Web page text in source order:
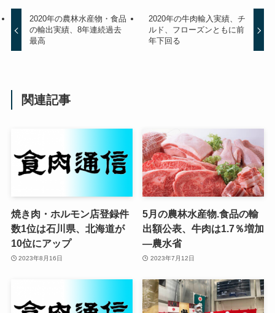
2020年の農林水産物・食品
の輸出実績、8年連続過去
最高
2020年の牛肉輸入実績、チ
ルド、フローズンともに前
年下回る
関連記事
焼き肉・ホルモン店登録件
数1位は石川県、北海道が
10位にアップ
2023年8月16日
5月の農林水産物.食品の輸
出額公表、牛肉は1.7％増加
—農水省
2023年7月12日